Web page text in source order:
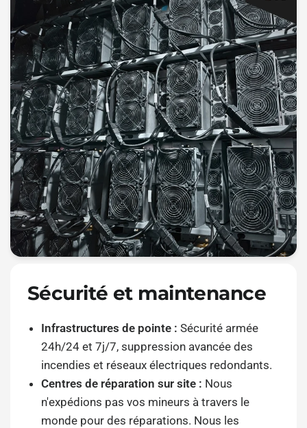
Sécurité et maintenance
Infrastructures de pointe : Sécurité armée
24h/24 et 7j/7, suppression avancée des
incendies et réseaux électriques redondants.
Centres de réparation sur site : Nous
n'expédions pas vos mineurs à travers le
monde pour des réparations. Nous les